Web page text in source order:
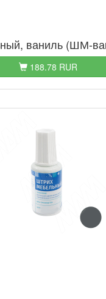
ваниль (ШМ-
188.78 RUR